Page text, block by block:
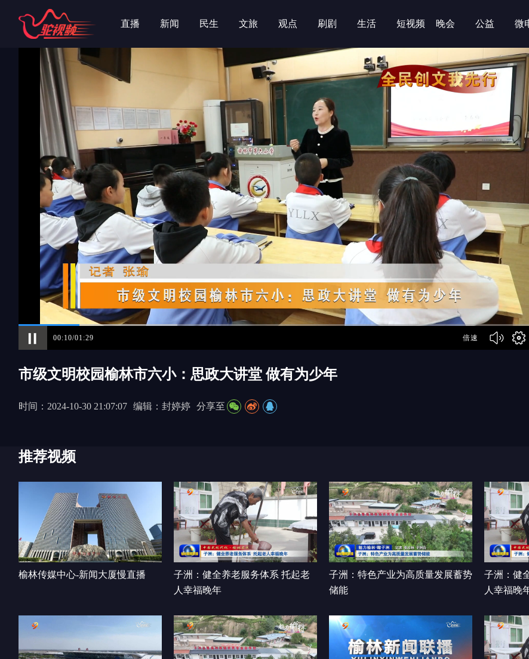
字
字 直播 新闻 民生 文旅 观点 刷剧 生活 短视频 晚会 公益 微
专辑
00:11/01:29 倍速
市级文明校园榆林市六小：思政大讲堂 做有为少年
时间：2024-10-30 21:07:07 编辑：封婷婷 分享至
推荐视频
榆林传媒中心-新闻大厦慢直播
子洲：健全养老服务体系 托起老
人幸福晚年
子洲：特色产业为高质量发展蓄势
储能
子洲：健
人幸福晚